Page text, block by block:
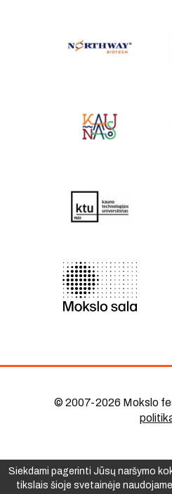
© 2007-2026 Mokslo
Siekdami pagerinti Jūsų naršymo
tikslais šioje svetainėje